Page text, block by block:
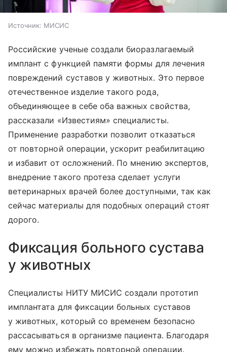
Источник: МИСИС
Российские ученые создали биоразлагаемый
имплант с функцией памяти формы для лечения
повреждений суставов у животных. Это первое
отечественное изделие такого рода,
объединяющее в себе оба важных свойства,
рассказали «Известиям» специалисты.
Применение разработки позволит отказаться
от повторной операции, ускорит реабилитацию
и избавит от осложнений. По мнению экспертов,
внедрение такого протеза сделает услуги
ветеринарных врачей более доступными, так как
сейчас материалы для подобных операций стоят
дорого.
Фиксация больного сустава
у животных
Специалисты НИТУ МИСИС создали прототип
имплантата для фиксации больных суставов
у животных, который со временем безопасно
рассасываться в организме пациента. Благодаря
ему можно избежать повторной операции.